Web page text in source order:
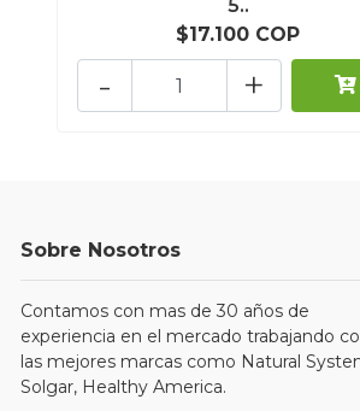
5..
$17.100 COP
+
-
Sobre Nosotros
Contamos con mas de 30 años de
experiencia en el mercado trabajando
las mejores marcas como Natural
Solgar, Healthy America.